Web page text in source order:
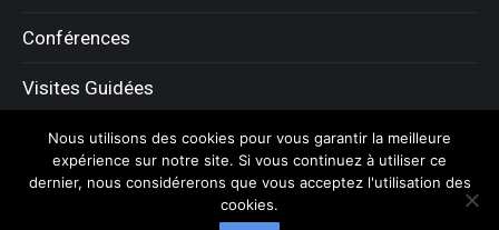
Conférences
Visites Guidées
Demande de renseignements
Nous utilisons des cookies pour vous garantir la meilleure
expérience sur notre site. Si vous continuez à utiliser ce
dernier, nous considérerons que vous acceptez l'utilisation des
cookies.